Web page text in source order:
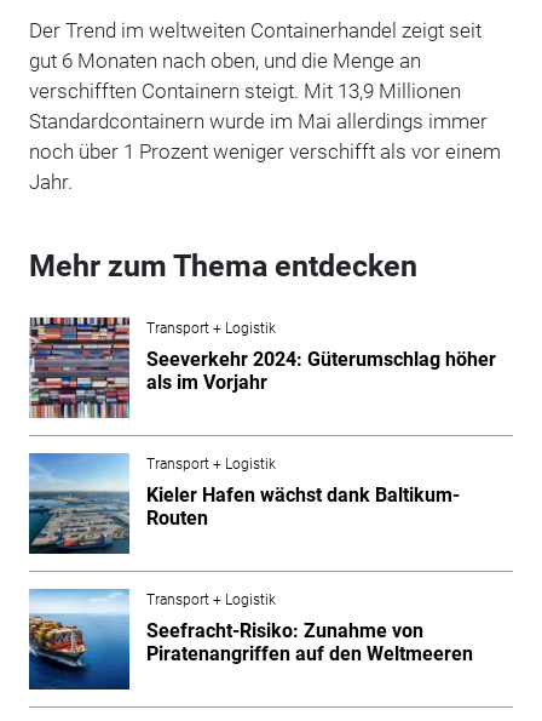
Der Trend im weltweiten Containerhandel zeigt seit
gut 6 Monaten nach oben, und die Menge an
verschifften Containern steigt. Mit 13,9 Millionen
Standardcontainern wurde im Mai allerdings immer
noch über 1 Prozent weniger verschifft als vor einem
Jahr.
Mehr zum Thema entdecken
Transport + Logistik
Seeverkehr 2024: Güterumschlag höher
als im Vorjahr
Transport + Logistik
Kieler Hafen wächst dank Baltikum-
Routen
Transport + Logistik
Seefracht-Risiko: Zunahme von
Piratenangriffen auf den Weltmeeren